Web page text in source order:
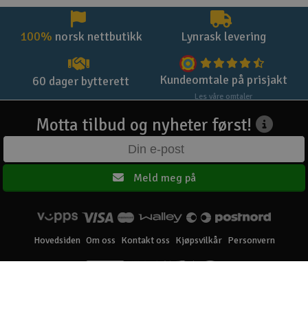
100% norsk nettbutikk Lynrask levering
60 dager bytterett Kundeomtale på prisjakt
Les våre omtaler
Motta tilbud og nyheter først!
Meld meg på
Hovedsiden Om oss Kontakt oss Kjøpsvilkår Personvern